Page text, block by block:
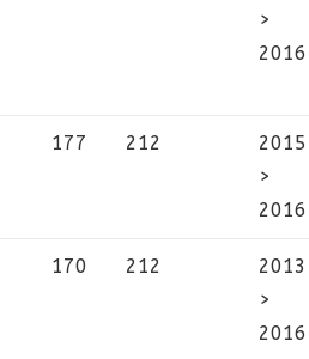
>
2016
177 212
2015
>
2016
170 212
2013
>
2016